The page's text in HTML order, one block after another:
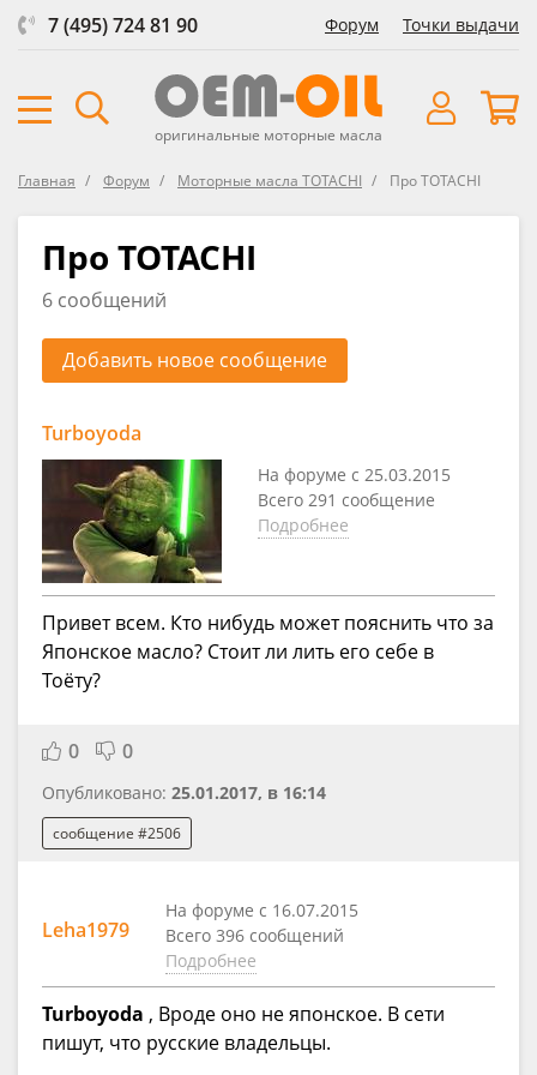
7 (495) 724 81 90 Форум Точки выдачи
оригинальные моторные масла
Главная Форум Моторные масла TOTACHI Про TOTACHI
Про TOTACHI
6 сообщений
Добавить новое сообщение
Turboyoda
На форуме с 25.03.2015
Всего 291 сообщение
Подробнее
Привет всем. Кто нибудь может пояснить что за
Японское масло? Стоит ли лить его себе в
Тоёту?
0 0
Опубликовано: 25.01.2017, в 16:14
сообщение #2506
Leha1979
На форуме с 16.07.2015
Всего 396 сообщений
Подробнее
Turboyoda , Вроде оно не японское. В сети
пишут, что русские владельцы.